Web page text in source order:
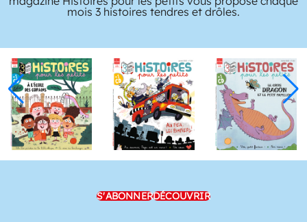
mois 3 histoires tendres et drôles.
S'ABONNERDÉCOUVRIR